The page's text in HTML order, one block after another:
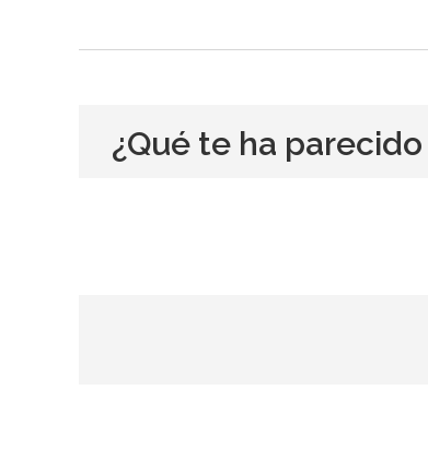
¿Qué te ha